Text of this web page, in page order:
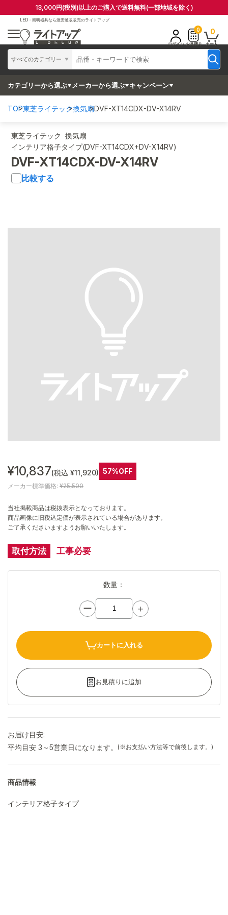
13,000円(税別)以上のご購入で送料無料(一部地域を除く)
LED・照明器具なら激安通販販売のライトアップ
すべてのカテゴリー
ログイン
0
お見積り
0
カート
カテゴリーから選ぶ メーカーから選ぶ キャンペーン
TOP東芝ライテック換気扇DVF-XT14CDX-DV-X14RV
東芝ライテック 換気扇
インテリア格子タイプ(DVF-XT14CDX+DV-X14RV)
DVF-XT14CDX-DV-X14RV
比較する
¥10,837(税込 ¥11,920) 57%OFF
メーカー標準価格: ¥25,500
当社掲載商品は税抜表示となっております。
商品画像に旧税込定価が表示されている場合があります。
ご了承くださいますようお願いいたします。
取付方法 工事必要
数量：
ー ＋
カートに入れる
お見積りに追加
お届け目安:
平均目安 3～5営業日になります。
(※お支払い方法等で前後します。)
商品情報
インテリア格子タイプ